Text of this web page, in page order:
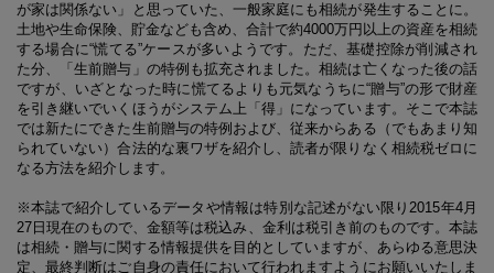
が家は関係ない」と思っていた、一般家庭にも相続が発生することに。
土地や生命保険、貯金なども含め、合計で約4000万円以上の資産を相続
する場合に“慌てる”ケースが多いようです。ただ、基礎控除が削減され
た分、「生前贈与」の特例も拡充されました。相続は亡くなった後の話
ですが、いざとなった時に慌てるよりも元気なうちに“贈与”の形で財産
を引き継いでいくほうがシステム上「得」になっています。そこで本誌
では新たにできた生前贈与の特例および、従来からある（でもあまり知
られていない）合法的な裏ワザを紹介し、読者が限りなく相続税ゼロに
なる方法を紹介します。
※本誌で紹介しているデータや情報は特別な記述がない限り2015年4月
27日現在のもので、金額等は税込み、金利は税引き前のものです。本誌
は相続・贈与に関する情報提供を目的としていますが、あらゆる意思決
定、最終判断はご自身の責任において行われますようにお願いいたしま